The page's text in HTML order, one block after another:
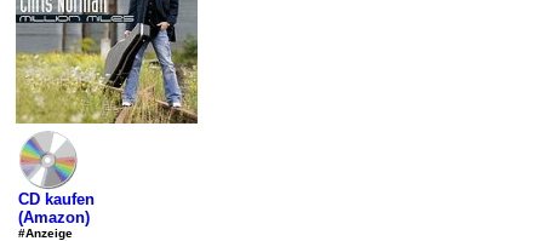
CD kaufen
(Amazon)
#Anzeige